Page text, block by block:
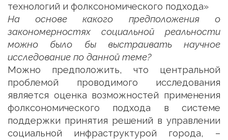
технологий и фолксономического подхода»
На основе какого предположения о
закономерностях социальной реальности
можно было бы выстраивать научное
исследование по данной теме?
Можно предположить, что центральной
проблемой проводимого исследования
является оценка возможностей применения
фолксономического подхода в системе
поддержки принятия решений в управлении
социальной инфраструктурой города, –